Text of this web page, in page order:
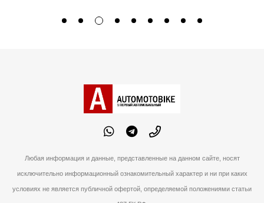
Любая информация и данные, представленные на данном сайте, носят
исключительно информационный ознакомительный характер и ни при каких
условиях не является публичной офертой, определяемой положениями статьи